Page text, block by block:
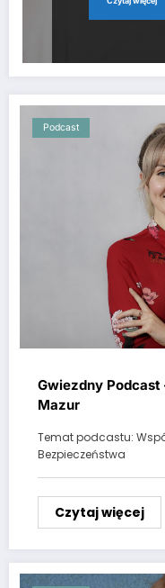
Podcast
Gwiezdny
Mazur
Temat podcastu:
Bezpieczeństwa
Czytaj więcej